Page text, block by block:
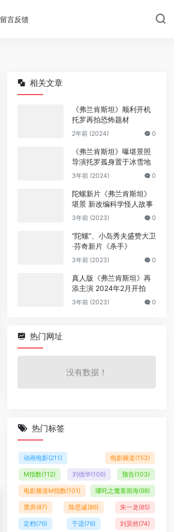
留言反馈
相关文章
《弗兰肯斯坦》顺利开机
托罗再拍恐怖题材
2年前 (2024) 0
《弗兰肯斯坦》曝堪景照
导演托罗孤身置于冰雪地
3年前 (2024) 0
陀螺新片《弗兰肯斯坦》
堪景 新改编科学怪人故事
3年前 (2023) 0
“陀螺”、小岛秀夫盛赞大卫
·芬奇新片《杀手》
3年前 (2023) 0
真人版《弗兰肯斯坦》再
添主演 2024年2月开拍
3年前 (2023) 0
热门网址
没有数据！
热门标签
动画电影(211) 电影频道(153)
M指数(112) 刘德华(106) 预告(103)
电影频道M指数(101) 哪吒之魔童闹海(98)
票房(87) 陈思诚(86) 朱一龙(85)
定档(76) 于适(76) 刘昊然(74)